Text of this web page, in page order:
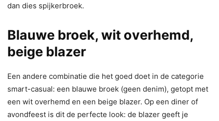
dan dies spijkerbroek.
Blauwe broek, wit overhemd,
beige blazer
Een andere combinatie die het goed doet in de categorie
smart-casual: een blauwe broek (geen denim), getopt met
een wit overhemd en een beige blazer. Op een diner of
avondfeest is dit de perfecte look: de blazer geeft je